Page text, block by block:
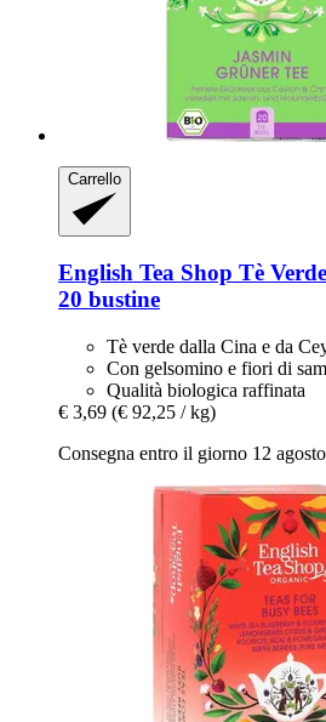
Carrello
English Tea Shop Tè
20 bustine
Tè verde dalla Cina e da
Con gelsomino e fiori di
Qualità biologica raffinata
€ 3,69 (€ 92,25 / kg)
Consegna entro il giorno 12 agosto